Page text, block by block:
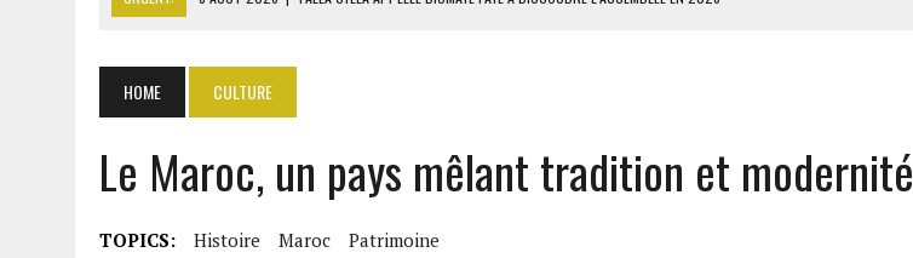
8 AOÛT 2026 | L’ÉCONOMIE AMÉRICAINE PERD DES MILLIERS D’EMPLOIS AVEC LA GUERRE CONTRE L’IRAN
8 AOÛT 2026
L’UNIVERSITÉ LIBANAISE FRAGILISÉE PAR LES COUPES BUDGÉTAIRES
HOME CULTURE
Le Maroc, un pays mêlant tradition et modernité
TOPICS: Histoire Maroc Patrimoine